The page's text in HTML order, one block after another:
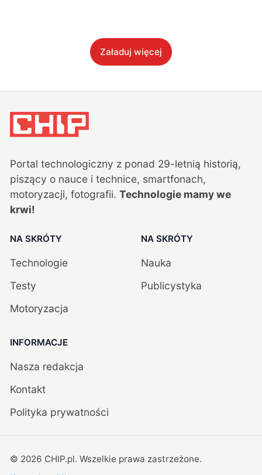
Załaduj więcej
Portal technologiczny z ponad 29-letnią historią,
piszący o nauce i technice, smartfonach,
motoryzacji, fotografii. Technologie mamy we
krwi!
NA SKRÓTY
Technologie
Testy
Motoryzacja
NA SKRÓTY
Nauka
Publicystyka
INFORMACJE
Nasza redakcja
Kontakt
Polityka prywatności
© 2026 CHIP.pl. Wszelkie prawa zastrzeżone.